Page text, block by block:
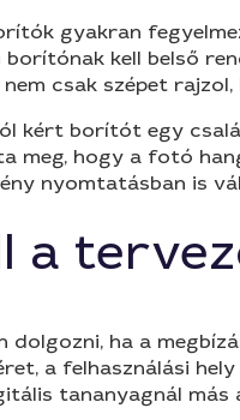
gyakran
kell belső
csak szépet
kért borítót egy
meg, hogy a fotó
nyomtatásban is
a
ha a
a felhasználási
tananyagnál